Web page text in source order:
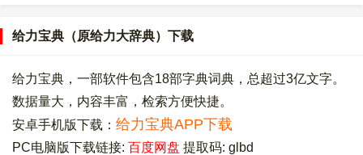
给力宝典（原给力大辞典）下载
给力宝典，一部软件包含18部字典词典，总超过3亿文字。
数据量大，内容丰富，检索方便快捷。
安卓手机版下载： 给力宝典APP下载
PC电脑版下载链接: 百度网盘 提取码: glbd